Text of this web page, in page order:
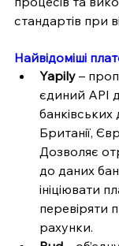
стандартів при
Найвідоміші
Yapily –
єдиний API
банківських
Британії,
Дозволяє
до даних
ініціювати
перевіряти
рахунки.